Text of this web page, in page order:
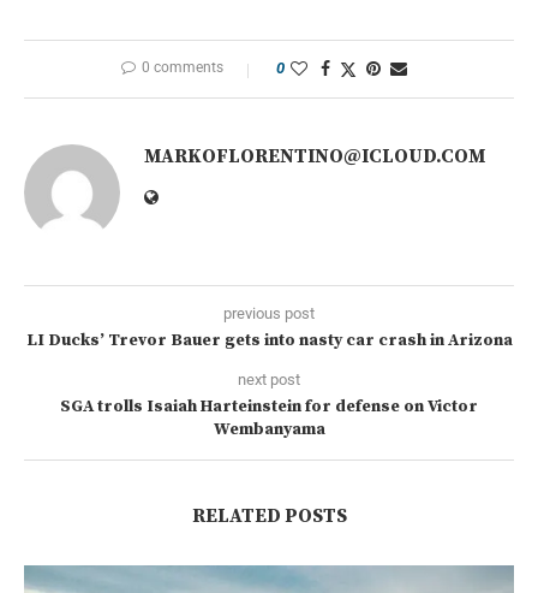
0 comments 0
MARKOFLORENTINO@ICLOUD.COM
previous post
LI Ducks’ Trevor Bauer gets into nasty car crash in Arizona
next post
SGA trolls Isaiah Harteinstein for defense on Victor
Wembanyama
RELATED POSTS